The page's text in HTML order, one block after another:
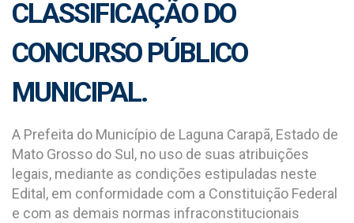
CLASSIFICAÇÃO DO
CONCURSO PÚBLICO
MUNICIPAL.
A Prefeita do Município de Laguna Carapã, Estado de
Mato Grosso do Sul, no uso de suas atribuições
legais, mediante as condições estipuladas neste
Edital, em conformidade com a Constituição Federal
e com as demais normas infraconstitucionais